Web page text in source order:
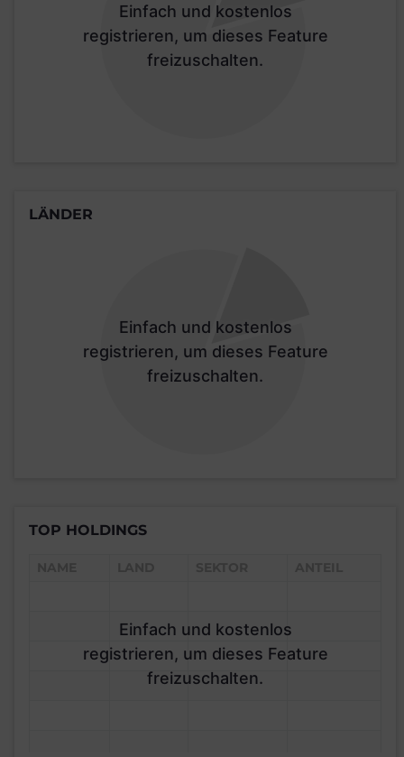
Einfach und kostenlos
registrieren, um dieses Feature
freizuschalten.
LÄNDER
Einfach und kostenlos
registrieren, um dieses Feature
freizuschalten.
TOP HOLDINGS
Einfach und kostenlos
registrieren, um dieses Feature
freizuschalten.